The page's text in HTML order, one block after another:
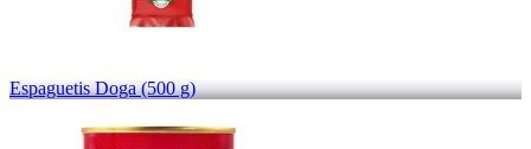
Espaguetis Doga (500 g)